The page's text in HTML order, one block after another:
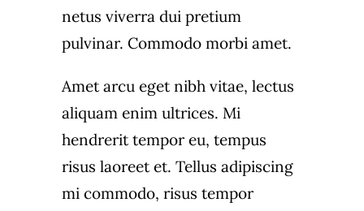
netus viverra dui pretium
pulvinar. Commodo morbi amet.
Amet arcu eget nibh vitae, lectus
aliquam enim ultrices. Mi
hendrerit tempor eu, tempus
risus laoreet et. Tellus adipiscing
mi commodo, risus tempor